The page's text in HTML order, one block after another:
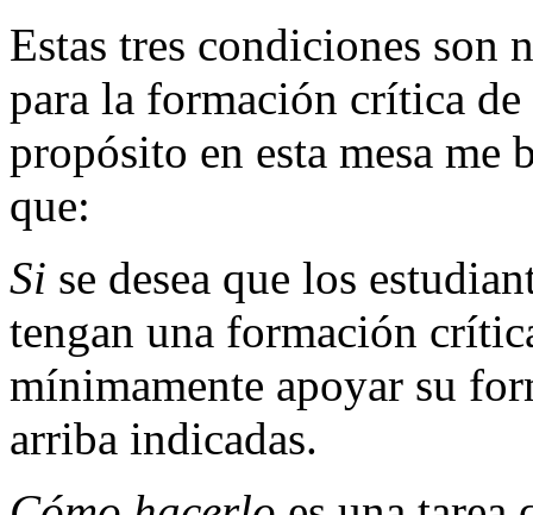
Estas tres condiciones son
para la formación crítica
propósito en esta mesa me
que:
Si se desea que los
tengan una formación
mínimamente apoyar su
arriba indicadas.